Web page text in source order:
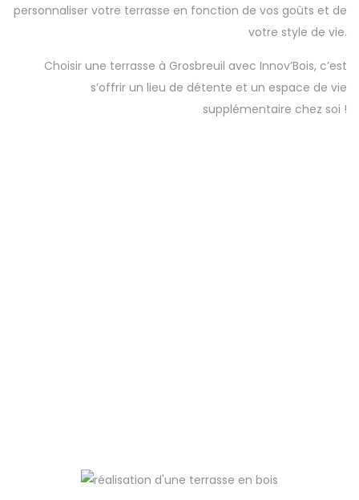
personnaliser votre terrasse en fonction de vos goûts et de
votre style de vie.
Choisir une terrasse à Grosbreuil avec Innov’Bois, c’est
s’offrir un lieu de détente et un espace de vie
supplémentaire chez soi !